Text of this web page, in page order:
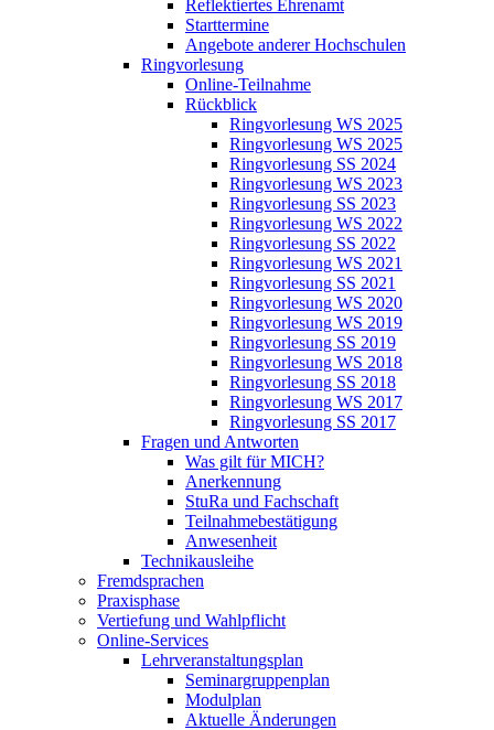
Reflektiertes Ehrenamt
Starttermine
Angebote anderer Hochschulen
Ringvorlesung
Online-Teilnahme
Rückblick
Ringvorlesung WS 2025
Ringvorlesung WS 2025
Ringvorlesung SS 2024
Ringvorlesung WS 2023
Ringvorlesung SS 2023
Ringvorlesung WS 2022
Ringvorlesung SS 2022
Ringvorlesung WS 2021
Ringvorlesung SS 2021
Ringvorlesung WS 2020
Ringvorlesung WS 2019
Ringvorlesung SS 2019
Ringvorlesung WS 2018
Ringvorlesung SS 2018
Ringvorlesung WS 2017
Ringvorlesung SS 2017
Fragen und Antworten
Was gilt für MICH?
Anerkennung
StuRa und Fachschaft
Teilnahmebestätigung
Anwesenheit
Technikausleihe
Fremdsprachen
Praxisphase
Vertiefung und Wahlpflicht
Online-Services
Lehrveranstaltungsplan
Seminargruppenplan
Modulplan
Aktuelle Änderungen